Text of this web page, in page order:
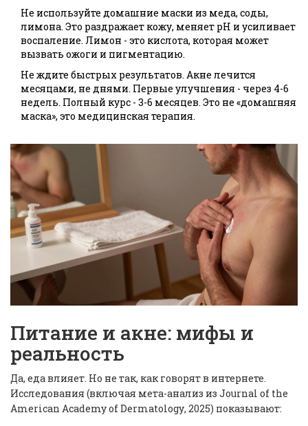
Не используйте домашние маски из меда, соды,
лимона. Это раздражает кожу, меняет pH и усиливает
воспаление. Лимон - это кислота, которая может
вызвать ожоги и пигментацию.
Не ждите быстрых результатов. Акне лечится
месяцами, не днями. Первые улучшения - через 4-6
недель. Полный курс - 3-6 месяцев. Это не «домашняя
маска», это медицинская терапия.
Питание и акне: мифы и
реальность
Да, еда влияет. Но не так, как говорят в интернете.
Исследования (включая мета-анализ из Journal of the
American Academy of Dermatology, 2025) показывают: